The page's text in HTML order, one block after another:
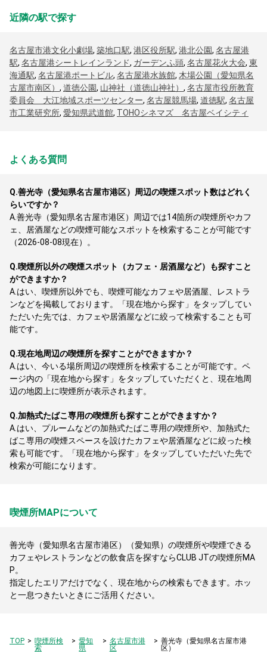
近隣の駅で探す
名古屋市港文化小劇場, 築地口駅, 港区役所駅, 港北公園, 名古屋港
駅, 名古屋港シートレインランド, ガーデンふ頭, 名古屋花火大会, 東
海通駅, 名古屋港ポートビル, 名古屋港水族館, 木場公園（愛知県名
古屋市南区） , 道徳公園, 山神社（道徳山神社） , 名古屋市役所教育
委員会 大江地域スポーツセンター, 名古屋競馬場, 道徳駅, 名古屋
市工業研究所, 愛知県武道館, TOHOシネマズ 名古屋ベイシティ
よくある質問
Q.善光寺（愛知県名古屋市港区）周辺の喫煙スポット数はどれく
らいですか？
A.善光寺（愛知県名古屋市港区）周辺では14箇所の喫煙所やカフ
ェ、居酒屋などの喫煙可能なスポットを検索することが可能です
（2026-08-08現在）。
Q.喫煙所以外の喫煙スポット（カフェ・居酒屋など）も探すこと
ができますか？
A. はい、喫煙所以外でも、喫煙可能なカフェや居酒屋、レストラ
ンなどを掲載しております。「現在地から探す」をタップしてい
ただいた先では、カフェや居酒屋などに絞って検索することも可
能です。
Q.現在地周辺の喫煙所を探すことができますか？
A. はい、今いる場所周辺の喫煙所を検索することが可能です。ペ
ージ内の「現在地から探す」をタップしていただくと、現在地周
辺の地図上に喫煙所が表示されます。
Q.加熱式たばこ専用の喫煙所も探すことができますか？
A. はい、プルームなどの加熱式たばこ専用の喫煙所や、加熱式た
ばこ専用の喫煙スペースを設けたカフェや居酒屋などに絞った検
索も可能です。「現在地から探す」をタップしていただいた先で
検索が可能になります。
喫煙所MAPについて
善光寺（愛知県名古屋市港区）（愛知県）の喫煙所や喫煙できる
カフェやレストランなどの飲食店を探すならCLUB JTの喫煙所MA
P。
指定したエリアだけでなく、現在地からの検索もできます。ホッ
と一息つきたいときにご活用ください。
TOP
喫煙所検
索
愛知
県
名古屋市港
区
善光寺（愛知県名古屋市港
区）